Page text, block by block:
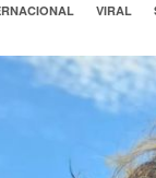
VIRAL